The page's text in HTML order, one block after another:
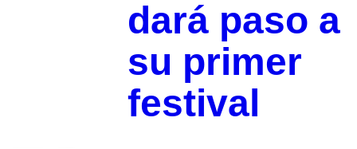
dará paso a
su primer
festival